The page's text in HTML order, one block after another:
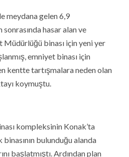
meydana gelen 6,9
hasar alan ve
Müdürlüğü binası için yeni yer
emniyet binası için
kentte tartışmalara neden olan
koymuştu.
kompleksinin Konak’ta
bulunduğu alanda
başlatmıştı. Ardından plan